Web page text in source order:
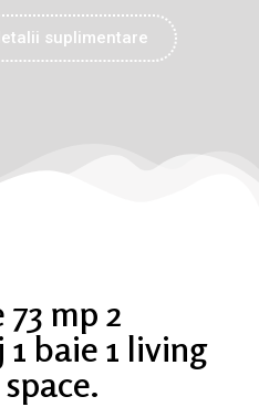
suplimentare
mp 2
baie 1 living